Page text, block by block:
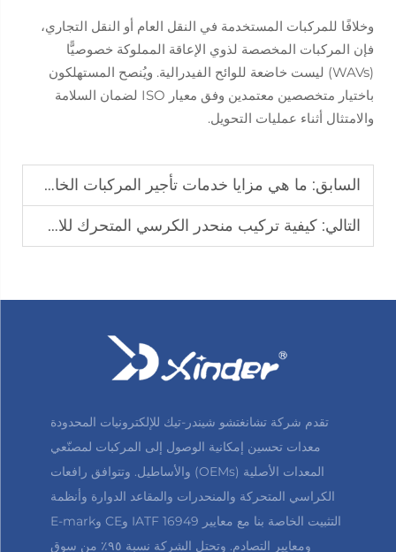
وخلافًا للمركبات المستخدمة في النقل العام أو النقل التجاري،
فإن المركبات المخصصة لذوي الإعاقة المملوكة خصوصيًّا
(WAVs) ليست خاضعة للوائح الفيدرالية. ويُنصح المستهلكون
باختيار متخصصين معتمدين وفق معيار ISO لضمان السلامة
والامتثال أثناء عمليات التحويل.
السابق: ما هي مزايا خدمات تأجير المركبات الخاصة بذوي الإعاقة؟
التالي: كيفية تركيب منحدر الكرسي المتحرك للاستخدام المنزلي واستخدام المركبات
تقدم شركة تشانغتشو شيندر-تيك للإلكترونيات المحدودة
معدات تحسين إمكانية الوصول إلى المركبات لمصنّعي
المعدات الأصلية (OEMs) والأساطيل. وتتوافق رافعات
الكراسي المتحركة والمنحدرات والمقاعد الدوارة وأنظمة
التثبيت الخاصة بنا مع معايير IATF 16949 وCE وE-mark
ومعايير التصادم. وتحتل الشركة نسبة ٩٥٪ من سوق